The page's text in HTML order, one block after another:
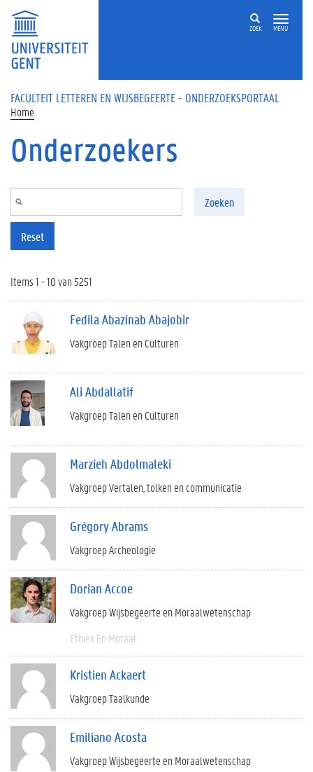
Overslaan en naar de inhoud gaan
ZOEK MENU
FACULTEIT LETTEREN EN WIJSBEGEERTE - ONDERZOEKSPORTAAL
Home
Onderzoekers
Zoeken
Reset
Items 1 - 10 van 5251
Fedila Abazinab Abajobir
Vakgroep Talen en Culturen
Ali Abdallatif
Vakgroep Talen en Culturen
Marzieh Abdolmaleki
Vakgroep Vertalen, tolken en communicatie
Grégory Abrams
Vakgroep Archeologie
Dorian Accoe
Vakgroep Wijsbegeerte en Moraalwetenschap
Ethiek En Moraal
Kristien Ackaert
Vakgroep Taalkunde
Emiliano Acosta
Vakgroep Wijsbegeerte en Moraalwetenschap